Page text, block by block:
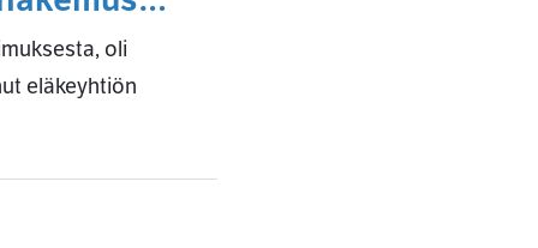
oli
eläkeyhtiön